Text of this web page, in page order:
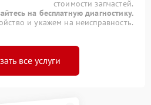
стоимости запчастей.
на бесплатную диагностику.
и укажем на неисправность.
все услуги